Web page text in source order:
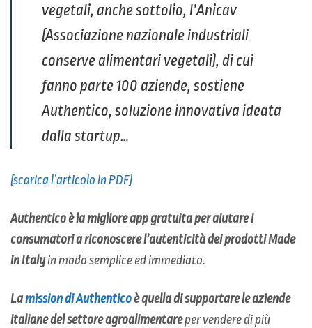
vegetali, anche sottolio, l’Anicav
(Associazione nazionale industriali
conserve alimentari vegetali), di cui
fanno parte 100 aziende, sostiene
Authentico, soluzione innovativa ideata
dalla startup…
(scarica l’articolo in PDF)
Authentico è la migliore app gratuita per aiutare i
consumatori a riconoscere l’autenticità dei prodotti Made
in Italyin modo semplice ed immediato.
Lamissiondi Authenticoè quella di supportare le aziende
italiane del settore agroalimentareper vendere di più